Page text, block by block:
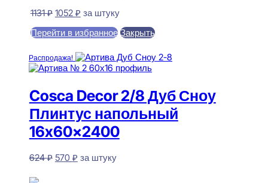
1131₽ Первоначальная
составляла
1052 ₽Текущая
1052 ₽.
за штуку
Перейти в избранное Закрыть
Распродажа!
Cosca Decor 2/8 Дуб Сноу
Плинтус напольный
16x60x2400
624₽ Первоначальная
570 ₽Текущая
за штуку